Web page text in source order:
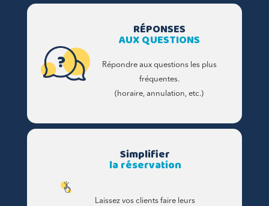
RÉPONSES
AUX QUESTIONS
Répondre aux questions les plus
fréquentes.
(horaire, annulation, etc.)
Simplifier
la réservation
Laissez vos clients faire leurs